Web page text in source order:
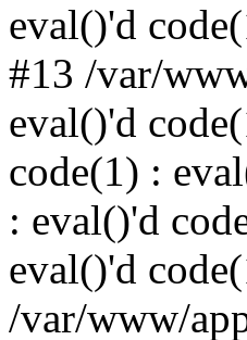
eval()'d
#13 /var/
eval()'d
code(1) :
: eval()'d
eval()'d
/var/www/